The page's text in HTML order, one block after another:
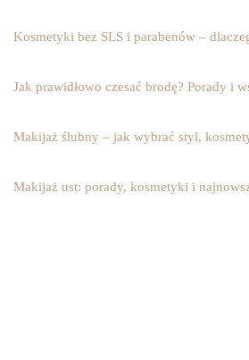
Kosmetyki bez SLS i parabenów –
Jak prawidłowo czesać brodę? Porady i
Makijaż ślubny – jak wybrać styl,
Makijaż ust: porady, kosmetyki i